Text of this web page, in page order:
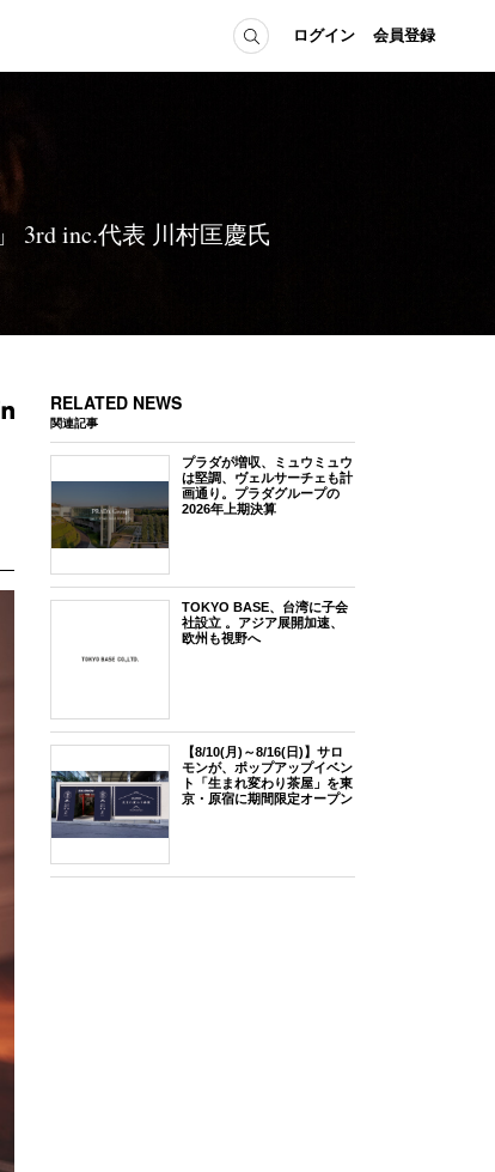
ログイン 会員登録
3rd inc.代表 川村匡慶氏
RELATED NEWS
関連記事
プラダが増収、ミュウミュウ
は堅調、ヴェルサーチェも計
画通り。プラダグループの
2026年上期決算
TOKYO BASE、台湾に子会
社設立 。アジア展開加速、
欧州も視野へ
【8/10(月)～8/16(日)】サロ
モンが、ポップアップイベン
ト「生まれ変わり茶屋」を東
京・原宿に期間限定オープン